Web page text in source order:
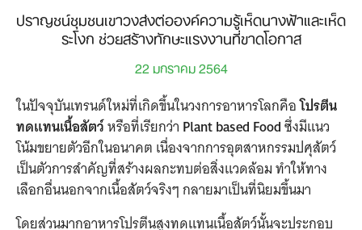
ปราญชน์ชุมชนเขาวงส่งต่อองค์ความรู้เห็ดนางฟ้าและเห็ด
ระโงก ช่วยสร้างทักษะแรงงานที่ขาดโอกาส
22 มกราคม 2564
ในปัจจุบันเทรนด์ใหม่ที่เกิดขึ้นในวงการอาหารโลกคือโปรตีน
ทดแทนเนื้อสัตว์หรือที่เรียกว่า Plant based Foodซึ่งมีแนว
โน้มขยายตัวอีกในอนาคต เนื่องจากการอุตสาหกรรมปศุสัตว์
เป็นตัวการสำคัญที่สร้างผลกะทบต่อสิ่งแวดล้อม ทำให้ทาง
เลือกอื่นนอกจากเนื้อสัตว์จริงๆ กลายมาเป็นที่นิยมขึ้นมา
โดยส่วนมากอาหารโปรตีนสูงทดแทนเนื้อสัตว์นั้นจะประกอบ